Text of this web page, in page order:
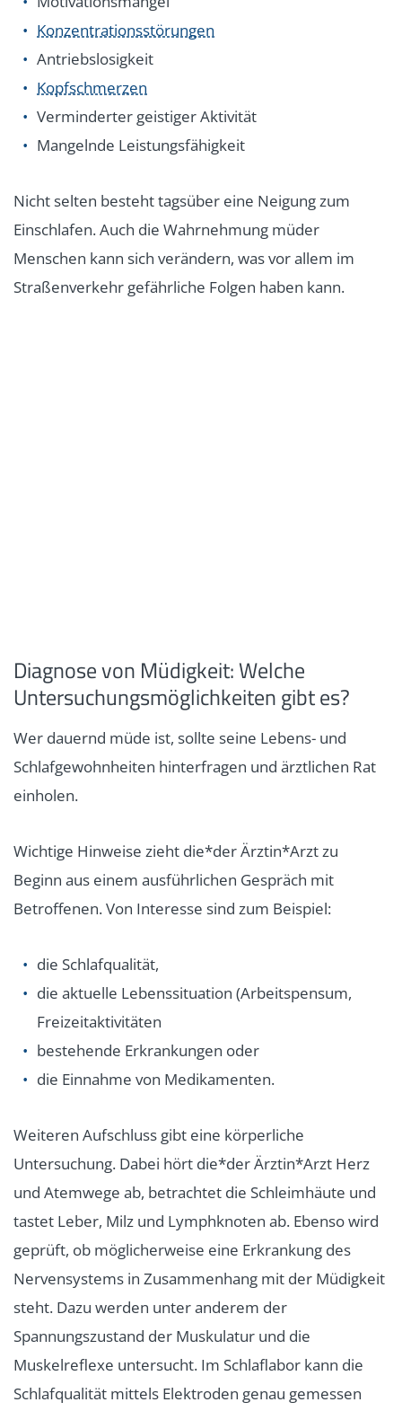
Konzentrationsstörungen
Antriebslosigkeit
Kopfschmerzen
Verminderter geistiger Aktivität
Mangelnde Leistungsfähigkeit
Nicht selten besteht tagsüber eine Neigung zum
Einschlafen. Auch die Wahrnehmung müder
Menschen kann sich verändern, was vor allem im
Straßenverkehr gefährliche Folgen haben kann.
Diagnose von Müdigkeit: Welche
Untersuchungsmöglichkeiten gibt es?
Wer dauernd müde ist, sollte seine Lebens- und
Schlafgewohnheiten hinterfragen und ärztlichen Rat
einholen.
Wichtige Hinweise zieht die*der Ärztin*Arzt zu
Beginn aus einem ausführlichen Gespräch mit
Betroffenen. Von Interesse sind zum Beispiel:
die Schlafqualität,
die aktuelle Lebenssituation (Arbeitspensum,
Freizeitaktivitäten
bestehende Erkrankungen oder
die Einnahme von Medikamenten.
Weiteren Aufschluss gibt eine körperliche
Untersuchung. Dabei hört die*der Ärztin*Arzt Herz
und Atemwege ab, betrachtet die Schleimhäute und
tastet Leber, Milz und Lymphknoten ab. Ebenso wird
geprüft, ob möglicherweise eine Erkrankung des
Nervensystems in Zusammenhang mit der Müdigkeit
steht. Dazu werden unter anderem der
Spannungszustand der Muskulatur und die
Muskelreflexe untersucht. Im Schlaflabor kann die
Schlafqualität mittels Elektroden genau gemessen